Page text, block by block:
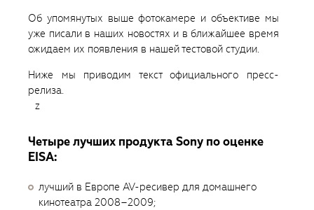
Об упомянутых выше фотокамере и объективе мы
уже писали в наших новостях и в ближайшее время
ожидаем их появления в нашей тестовой студии.
Ниже мы приводим текст официального пресс-
релиза.
z
Четыре лучших продукта Sony по оценке
EISA:
лучший в Европе AV-ресивер для домашнего
кинотеатра 2008–2009;